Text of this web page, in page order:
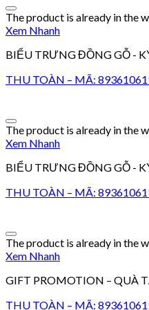
The product is already in the
Xem Nhanh
BIỂU TRƯNG ĐỒNG GỖ -
THU TOÀN – MÃ:
The product is already in the
Xem Nhanh
BIỂU TRƯNG ĐỒNG GỖ -
THU TOÀN – MÃ:
The product is already in the
Xem Nhanh
GIFT PROMOTION – QUÀ
THU TOÀN – MÃ: